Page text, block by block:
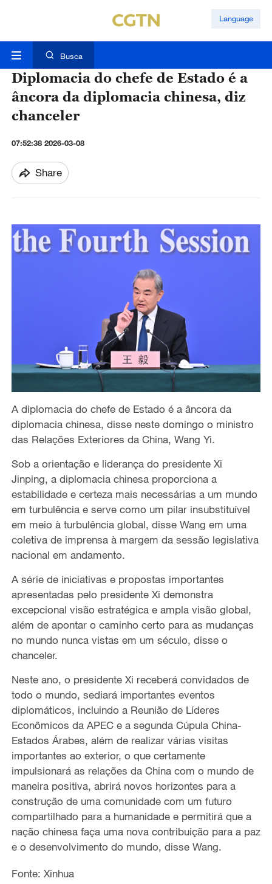
Language
Busca
Diplomacia do chefe de Estado é a
âncora da diplomacia chinesa, diz
chanceler
07:52:38 2026-03-08
Share
A diplomacia do chefe de Estado é a âncora da
diplomacia chinesa, disse neste domingo o ministro
das Relações Exteriores da China, Wang Yi.
Sob a orientação e liderança do presidente Xi
Jinping, a diplomacia chinesa proporciona a
estabilidade e certeza mais necessárias a um mundo
em turbulência e serve como um pilar insubstituível
em meio à turbulência global, disse Wang em uma
coletiva de imprensa à margem da sessão legislativa
nacional em andamento.
A série de iniciativas e propostas importantes
apresentadas pelo presidente Xi demonstra
excepcional visão estratégica e ampla visão global,
além de apontar o caminho certo para as mudanças
no mundo nunca vistas em um século, disse o
chanceler.
Neste ano, o presidente Xi receberá convidados de
todo o mundo, sediará importantes eventos
diplomáticos, incluindo a Reunião de Líderes
Econômicos da APEC e a segunda Cúpula China-
Estados Árabes, além de realizar várias visitas
importantes ao exterior, o que certamente
impulsionará as relações da China com o mundo de
maneira positiva, abrirá novos horizontes para a
construção de uma comunidade com um futuro
compartilhado para a humanidade e permitirá que a
nação chinesa faça uma nova contribuição para a paz
e o desenvolvimento do mundo, disse Wang.
Fonte: Xinhua